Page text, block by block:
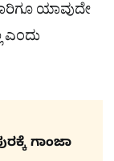
ಯಾವುದೇ
ಗಾಂಜಾ